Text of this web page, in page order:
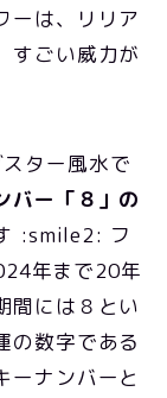
ーは、リリア
すごい威力が
ター風水で
バー「８」の
:smile2: フ
年まで20年
間には８とい
の数字である
ーナンバーと